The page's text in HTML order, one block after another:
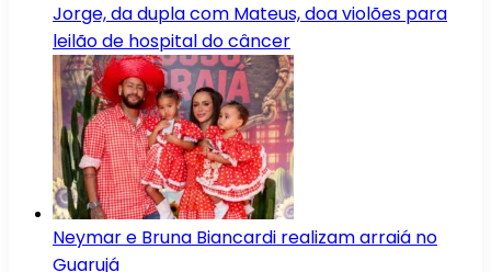
Jorge, da dupla com Mateus, doa violões para
leilão de hospital do câncer
Neymar e Bruna Biancardi realizam arraiá no
Guarujá